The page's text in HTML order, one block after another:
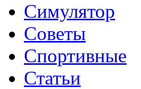
Симулятор
Советы
Спортивные
Статьи